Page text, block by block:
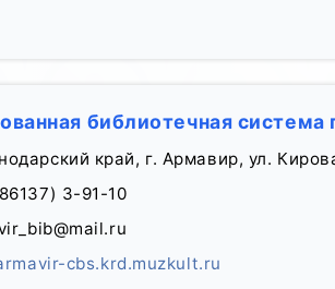
библиотечная система
край, г. Армавир, ул.
3-91-10
cbs.krd.muzkult.ru